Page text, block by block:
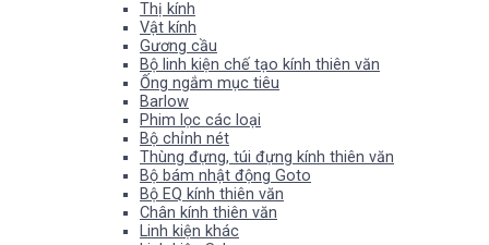
Thị kính
Vật kính
Gương cầu
Bộ linh kiện chế tạo kính thiên văn
Ống ngắm mục tiêu
Barlow
Phim lọc các loại
Bộ chỉnh nét
Thùng đựng, túi đựng kính thiên văn
Bộ bám nhật động Goto
Bộ EQ kính thiên văn
Chân kính thiên văn
Linh kiện khác